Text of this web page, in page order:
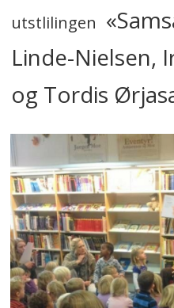
utstlilingen
Linde-Nielsen,
og Tordis